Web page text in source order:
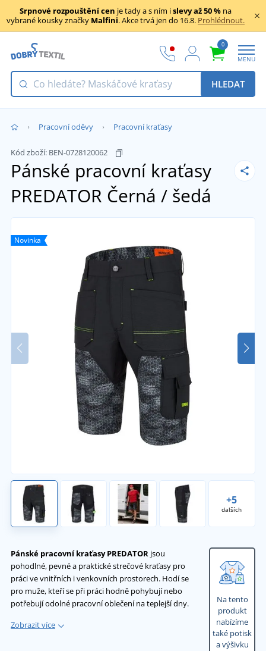
Srpnové rozpouštění cen je tady a s ním islevy až 50 % na
vybrané kousky značky Malfini. Akce trvá jen do 16.8. Prohlédnout.
0
MENU
HLEDAT
Pracovní oděvy Pracovní kraťasy
Kód zboží: BEN-0728120062
Pánské pracovní kraťasy
PREDATOR Černá / šedá
+5
dalších
Novinka
Pánské pracovní kraťasy PREDATOR jsou
pohodlné, pevné a praktické strečové kraťasy pro
práci ve vnitřních i venkovních prostorech. Hodí se
pro muže, kteří se při práci hodně pohybují nebo
potřebují odolné pracovní oblečení na teplejší dny.
Zobrazit více
Na tento
produkt
nabízíme
také potisk
a výšivku